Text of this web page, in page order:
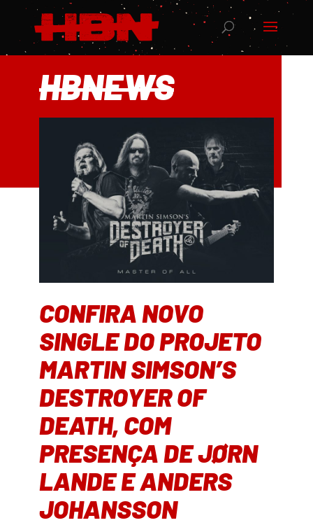
HBNEWS
CONFIRA NOVO
SINGLE DO PROJETO
MARTIN SIMSON’S
DESTROYER OF
DEATH, COM
PRESENÇA DE JØRN
LANDE E ANDERS
JOHANSSON